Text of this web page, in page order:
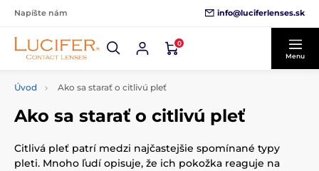
Napíšte nám info@luciferlenses.sk
0
Menu
Úvod Ako sa starať o citlivú pleť
Ako sa starať o citlivú pleť
Citlivá pleť patrí medzi najčastejšie spomínané typy
pleti. Mnoho ľudí opisuje, že ich pokožka reaguje na